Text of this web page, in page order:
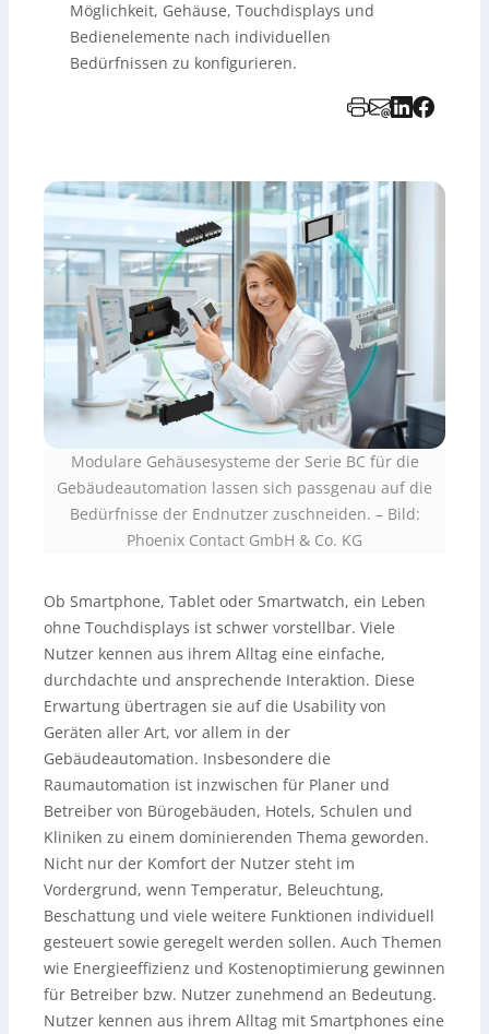
Möglichkeit, Gehäuse, Touchdisplays und
Bedienelemente nach individuellen
Bedürfnissen zu konfigurieren.
Modulare Gehäusesysteme der Serie BC für die
Gebäudeautomation lassen sich passgenau auf die
Bedürfnisse der Endnutzer zuschneiden. – Bild:
Phoenix Contact GmbH & Co. KG
Ob Smartphone, Tablet oder Smartwatch, ein Leben
ohne Touchdisplays ist schwer vorstellbar. Viele
Nutzer kennen aus ihrem Alltag eine einfache,
durchdachte und ansprechende Interaktion. Diese
Erwartung übertragen sie auf die Usability von
Geräten aller Art, vor allem in der
Gebäudeautomation. Insbesondere die
Raumautomation ist inzwischen für Planer und
Betreiber von Bürogebäuden, Hotels, Schulen und
Kliniken zu einem dominierenden Thema geworden.
Nicht nur der Komfort der Nutzer steht im
Vordergrund, wenn Temperatur, Beleuchtung,
Beschattung und viele weitere Funktionen individuell
gesteuert sowie geregelt werden sollen. Auch Themen
wie Energieeffizienz und Kostenoptimierung gewinnen
für Betreiber bzw. Nutzer zunehmend an Bedeutung.
Nutzer kennen aus ihrem Alltag mit Smartphones eine